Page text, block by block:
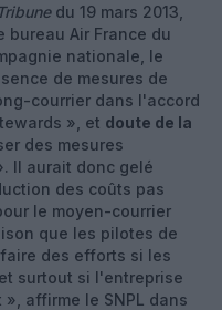
du 19 mars 2013,
bureau Air France du
nationale, le
de mesures de
courrier dans l'accord
», et doute de la
des mesures
Il aurait donc gelé
des coûts pas
le moyen-courrier
que les pilotes de
des efforts si les
surtout si l'entreprise
affirme le SNPL dans